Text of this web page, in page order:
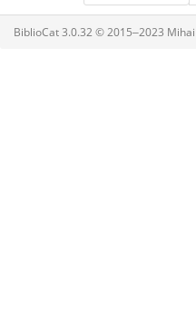
BiblioCat 3.0.32 © 2015‒2023